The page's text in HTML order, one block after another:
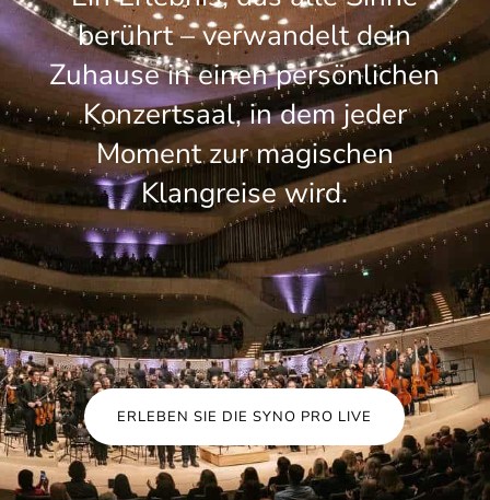
werden.
berührt – verwandelt dein
Zuhause in einen persönlichen
Konzertsaal, in dem jeder
Moment zur magischen
Klangreise wird.
ERLEBEN SIE DIE SYNO PRO LIVE